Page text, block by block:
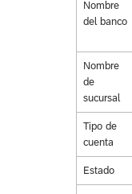
Nombre
del banco
Nombre
de
sucursal
Tipo de
cuenta
Estado